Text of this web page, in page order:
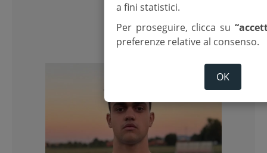
a fini statistici.
Per proseguire, clicca su
preferenze relative al consenso.
OK